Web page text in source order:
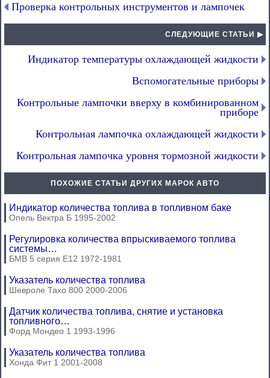
Проверка контрольных инструментов и лампочек
СЛЕДУЮЩИЕ СТАТЬИ ▶
Индикатор температуры охлаждающей жидкости
Вспомогательные приборы
Контрольные лампочки вверху в комбинированном
приборе
Контрольная лампочка охлаждающей жидкости
Контрольная лампочка уровня тормозной жидкости
ПОХОЖИЕ СТАТЬИ ДРУГИХ МАРОК АВТО
Индикатор количества топлива в топливном баке
Опель Вектра Б 1995-2002
Регулировка количества впрыскиваемого топлива
системы…
БМВ 5 серия Е12 1972-1981
Указатель количества топлива
Шевроле Тахо 800 2000-2006
Датчик количества топлива, снятие и установка
топливного…
Форд Мондео 1 1993-1996
Указатель количества топлива
Хонда Фит 1 2001-2008